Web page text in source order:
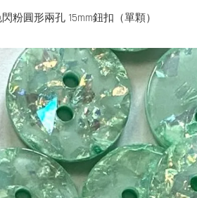
粉圓形兩孔 15mm鈕扣（單顆）